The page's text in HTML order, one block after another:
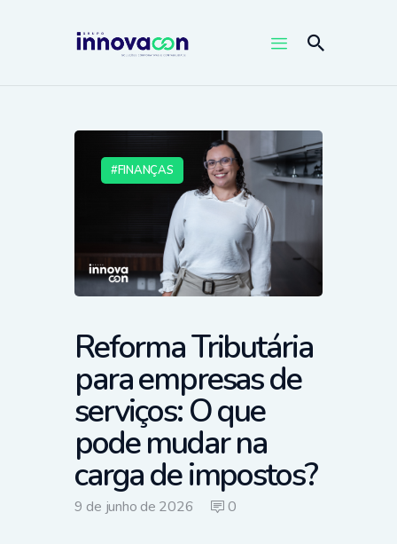
FINANÇAS
Reforma Tributária
para empresas de
serviços: O que
pode mudar na
carga de impostos?
9 de junho de 2026 0